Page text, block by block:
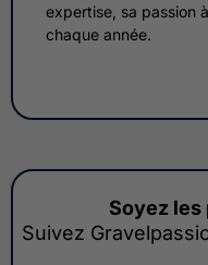
expertise, sa passion
chaque année.
Soyez
Suivez